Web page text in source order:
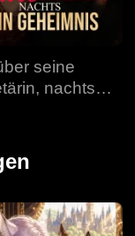
seine
nachts